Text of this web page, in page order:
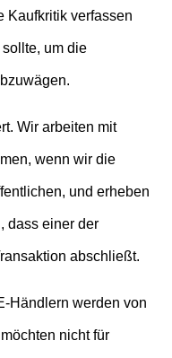
Kaufkritik verfassen
um die
Wir arbeiten mit
wenn wir die
und erheben
dass einer der
abschließt.
Händlern werden von
nicht für